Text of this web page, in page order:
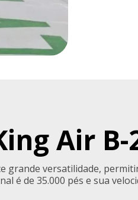
Air B-
grande versatilidade,
é de 35.000 pés e sua